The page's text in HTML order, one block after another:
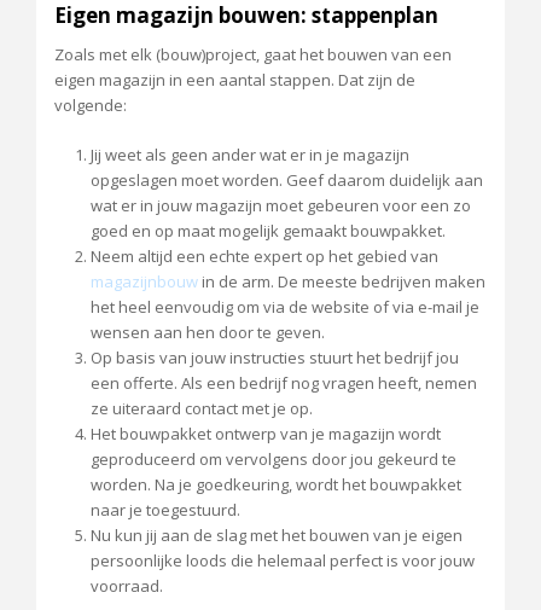
Eigen magazijn bouwen: stappenplan
Zoals met elk (bouw)project, gaat het bouwen van een
eigen magazijn in een aantal stappen. Dat zijn de
volgende:
Jij weet als geen ander wat er in je magazijn
opgeslagen moet worden. Geef daarom duidelijk aan
wat er in jouw magazijn moet gebeuren voor een zo
goed en op maat mogelijk gemaakt bouwpakket.
Neem altijd een echte expert op het gebied van
magazijnbouw in de arm. De meeste bedrijven maken
het heel eenvoudig om via de website of via e-mail je
wensen aan hen door te geven.
Op basis van jouw instructies stuurt het bedrijf jou
een offerte. Als een bedrijf nog vragen heeft, nemen
ze uiteraard contact met je op.
Het bouwpakket ontwerp van je magazijn wordt
geproduceerd om vervolgens door jou gekeurd te
worden. Na je goedkeuring, wordt het bouwpakket
naar je toegestuurd.
Nu kun jij aan de slag met het bouwen van je eigen
persoonlijke loods die helemaal perfect is voor jouw
voorraad.